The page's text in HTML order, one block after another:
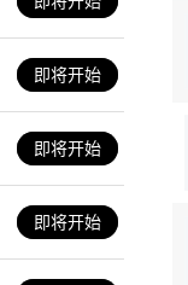
即将开始
即将开始
即将开始